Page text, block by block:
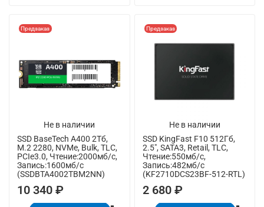
Не в наличии
Предзаказ
SSD BaseTech A400 2Тб,
M.2 2280, NVMe, Bulk, TLC,
PCIe3.0, Чтение:2000мб/с,
Запись:1600мб/с
(SSDBTA4002TBM2NN)
10 340 ₽
Не в наличии
Предзаказ
SSD KingFast F10 512Гб,
2.5", SATA3, Retail, TLC,
Чтение:550мб/с,
Запись:482мб/с
(KF2710DCS23BF-512-RTL)
2 680 ₽